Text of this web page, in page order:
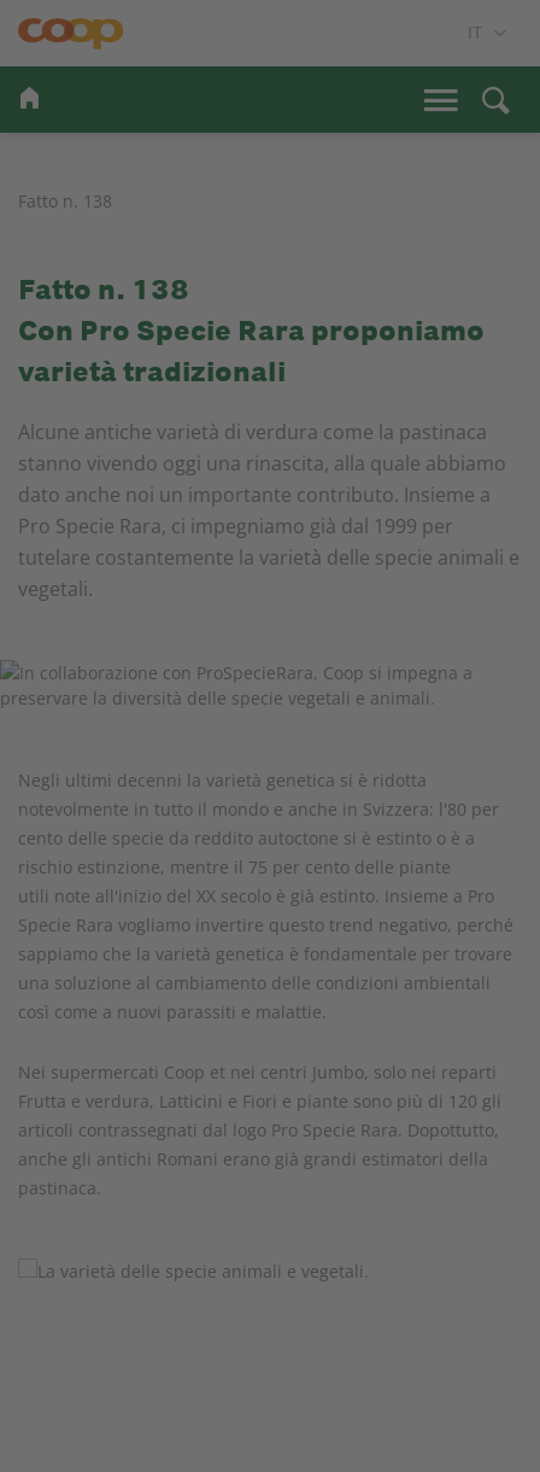
Fatto n. 138
Fatto n. 138
Con Pro Specie Rara proponiamo
varietà tradizionali
Alcune antiche varietà di verdura come la pastinaca
stanno vivendo oggi una rinascita, alla quale abbiamo
dato anche noi un importante contributo. Insieme a
Pro Specie Rara, ci impegniamo già dal 1999 per
tutelare costantemente la varietà delle specie animali e
vegetali.
Negli ultimi decenni la varietà genetica si è ridotta
notevolmente in tutto il mondo e anche in Svizzera: l'80 per
cento delle specie da reddito autoctone si è estinto o è a
rischio estinzione, mentre il 75 per cento delle piante
utili note all'inizio del XX secolo è già estinto. Insieme a Pro
Specie Rara vogliamo invertire questo trend negativo, perché
sappiamo che la varietà genetica è fondamentale per trovare
una soluzione al cambiamento delle condizioni ambientali
così come a nuovi parassiti e malattie.
Nei supermercati Coop et nei centri Jumbo, solo nei reparti
Frutta e verdura, Latticini e Fiori e piante sono più di 120 gli
articoli contrassegnati dal logo Pro Specie Rara. Dopottutto,
anche gli antichi Romani erano già grandi estimatori della
pastinaca.